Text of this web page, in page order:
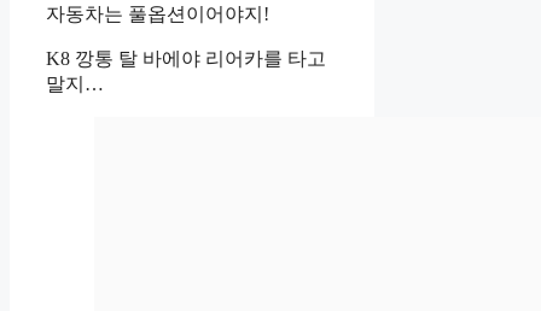
자동차는 풀옵션이어야지!
K8 깡통 탈 바에야 리어카를 타고
말지…